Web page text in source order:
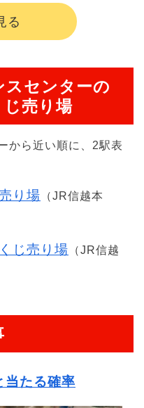
る
スセンターの
売り場
から近い順に、2駅表
り場 （JR信越本
じ売り場 （JR信越
当たる確率